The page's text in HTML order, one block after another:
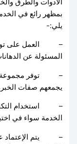
الأدوات والطرق
بمظهر رائع في
يلي:-
– العمل على
المسئولة عن
– توفر مجموعة
يجمعهم صفات الخبرة
– استخدام
الخدمة سواء في
– يتم الإعتماد على